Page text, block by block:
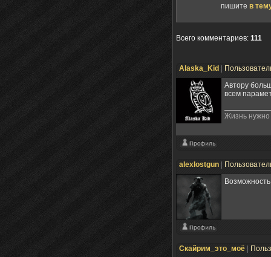
пишите в
Всего комментариев: 111
Alaska_Kid
Автору
всем
Жизнь нужно
alexlostgun
Скайрим_это_моё